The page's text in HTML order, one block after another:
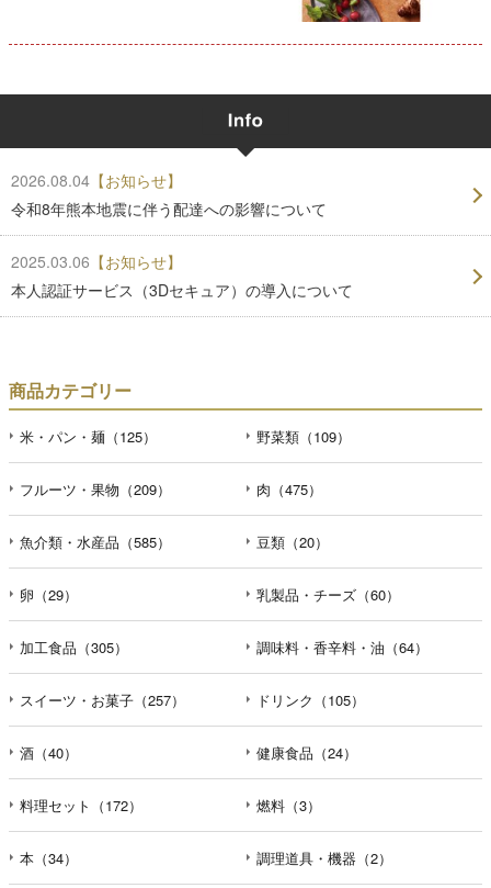
2026.08.04 【お知らせ】
令和8年熊本地震に伴う配達への影響について
2025.03.06 【お知らせ】
本人認証サービス（3Dセキュア）の導入について
商品カテゴリー
米・パン・麺（125） 野菜類（109）
フルーツ・果物（209） 肉（475）
魚介類・水産品（585） 豆類（20）
卵（29） 乳製品・チーズ（60）
加工食品（305） 調味料・香辛料・油（64）
スイーツ・お菓子（257） ドリンク（105）
酒（40） 健康食品（24）
料理セット（172） 燃料（3）
本（34） 調理道具・機器（2）